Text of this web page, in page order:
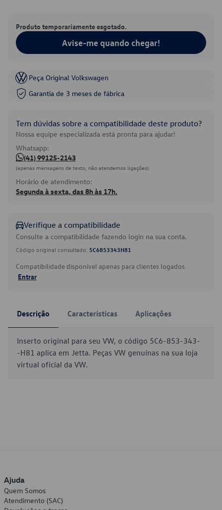
Produto temporariamente esgotado.
Avise-me quando chegar!
Peça Original Volkswagen
Garantia de 3 meses de fábrica
Tem dúvidas sobre a compatibilidade deste produto?
Nossa equipe especializada está pronta para ajudar!
Whatsapp:
(41) 99125-2143
(apenas mensagens de texto, não atendemos ligações)
Horário de atendimento:
Segunda à sexta, das 8h às 17h.
Verifique a compatibilidade
Consulte a compatibilidade fazendo login na sua conta.
Código original consultado: 5C6853343H81
Compatibilidade disponível apenas para clientes logados.
Entrar
Descrição Características Aplicações
Inserto original para seu VW, o código 5C6-853-343-
-H81 aplica em Jetta. Peças VW genuínas na sua loja
virtual oficial da VW.
Ajuda
Quem Somos
Atendimento (SAC)